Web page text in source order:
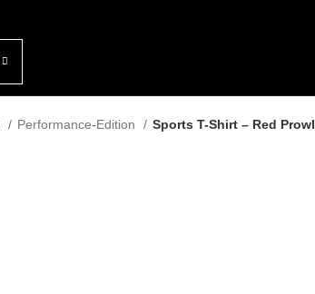
Performance-Edition Sports T-Shirt – Red Prowl